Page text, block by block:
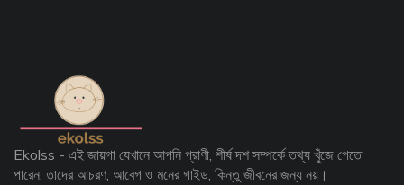
Ekolss - এই জায়গা যেখানে আপনি প্রাণী, শীর্ষ দশ সম্পর্কে তথ্য খুঁজে পেতে
পারেন, তাদের আচরণ, আবেগ ও মনের গাইড, কিন্তু জীবনের জন্য নয়।